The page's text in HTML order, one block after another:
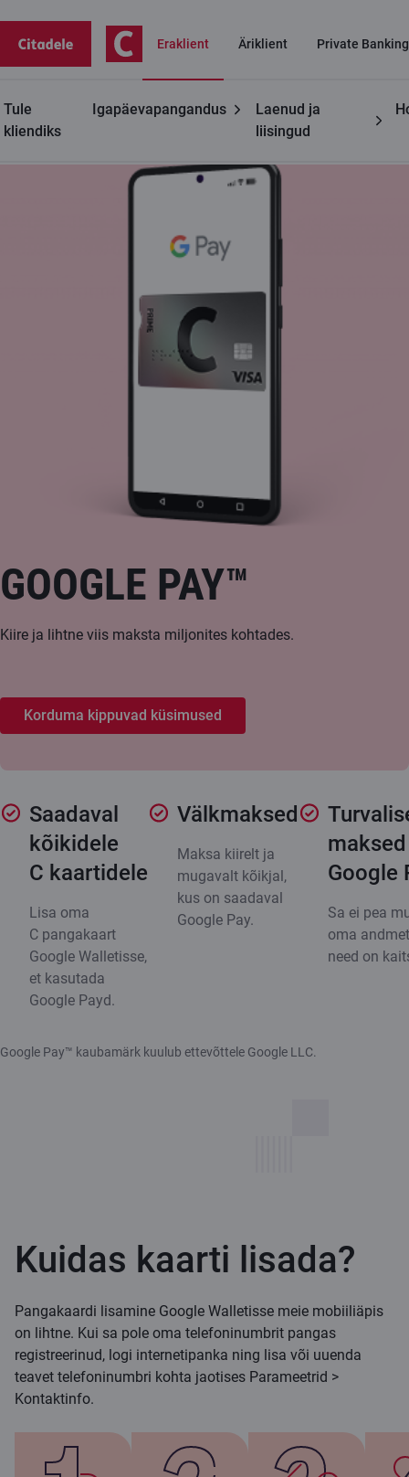
Eraklient Äriklient Private Banking
Tule
kliendiks
Igapäevapangandus
Laenud ja
liisingud
Kasulikku
GOOGLE PAY™️
Kiire ja lihtne viis maksta miljonites kohtades.
Korduma kippuvad küsimused
Saadaval
kõikidele
C kaartidele
Lisa oma
C pangakaart
Google Walletisse,
et kasutada
Google Payd.
Välkmaksed
Maksa kiirelt ja
mugavalt kõikjal,
kus on saadaval
Google Pay.
maksed
Google
Sa ei pea
oma
need on
Google Pay™ kaubamärk kuulub ettevõttele Google LLC.
Kuidas kaarti lisada?
Pangakaardi lisamine Google Walletisse meie mobiiliäpis
on lihtne. Kui sa pole oma telefoninumbrit pangas
registreerinud, logi internetipanka ning lisa või uuenda
teavet telefoninumbri kohta jaotises Parameetrid >
Kontaktinfo.